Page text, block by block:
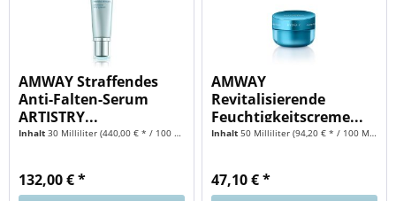
AMWAY Straffendes
Anti-Falten-Serum
ARTISTRY...
Inhalt30 Milliliter(440,00 € * / 100 Milliliter)
132,00 € *
AMWAY
Revitalisierende
Feuchtigkeitscreme...
Inhalt50 Milliliter(94,20 € * / 100 Milliliter)
47,10 € *